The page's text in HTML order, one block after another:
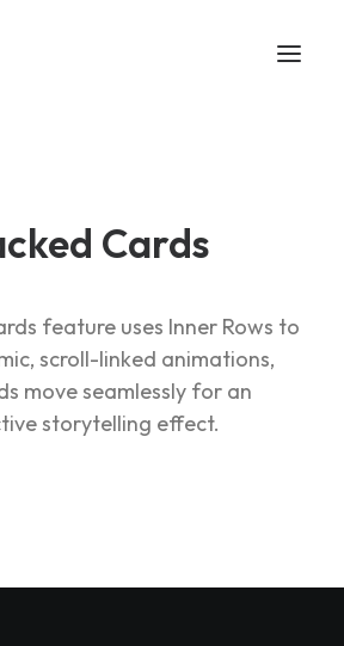
Cards
feature uses Inner Rows to
scroll-linked animations,
move seamlessly for an
storytelling effect.